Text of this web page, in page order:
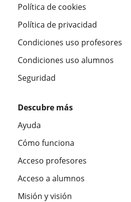
Política de cookies
Política de privacidad
Condiciones uso profesores
Condiciones uso alumnos
Seguridad
Descubre más
Ayuda
Cómo funciona
Acceso profesores
Acceso a alumnos
Misión y visión